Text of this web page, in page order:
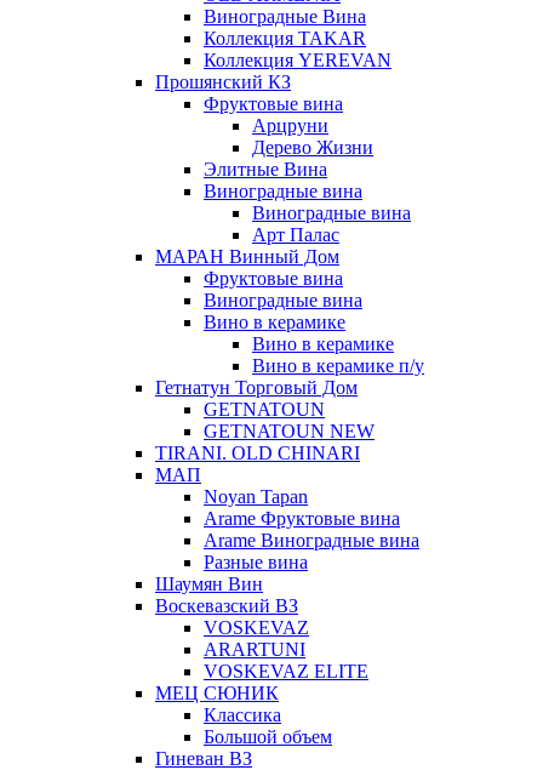
Виноградные Вина
Коллекция TAKAR
Коллекция YEREVAN
Прошянский КЗ
Фруктовые вина
Арцруни
Дерево Жизни
Элитные Вина
Виноградные вина
Виноградные вина
Арт Палас
МАРАН Винный Дом
Фруктовые вина
Виноградные вина
Вино в керамике
Вино в керамике
Вино в керамике п/у
Гетнатун Торговый Дом
GETNATOUN
GETNATOUN NEW
TIRANI. OLD CHINARI
МАП
Noyan Tapan
Arame Фруктовые вина
Arame Виноградные вина
Разные вина
Шаумян Вин
Воскевазский ВЗ
VOSKEVAZ
ARARTUNI
VOSKEVAZ ELITE
МЕЦ СЮНИК
Классика
Большой объем
Гиневан ВЗ